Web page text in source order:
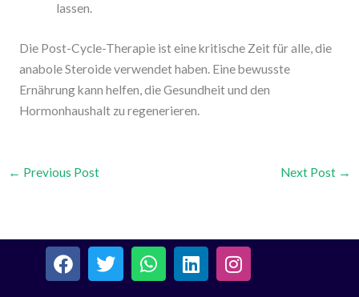
lassen.
Die Post-Cycle-Therapie ist eine kritische Zeit für alle, die
anabole Steroide verwendet haben. Eine bewusste
Ernährung kann helfen, die Gesundheit und den
Hormonhaushalt zu regenerieren.
← Previous Post Next Post →
F
a
T
w
W
h
L
i
I
n